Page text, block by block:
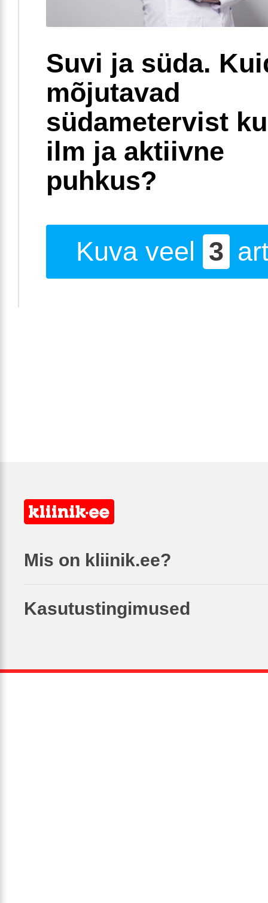
Suvi ja süda.
mõjutavad
südametervist
ilm ja aktiivne
puhkus?
Kuva veel 3
Mis on kliinik.ee?
Kasutustingimused